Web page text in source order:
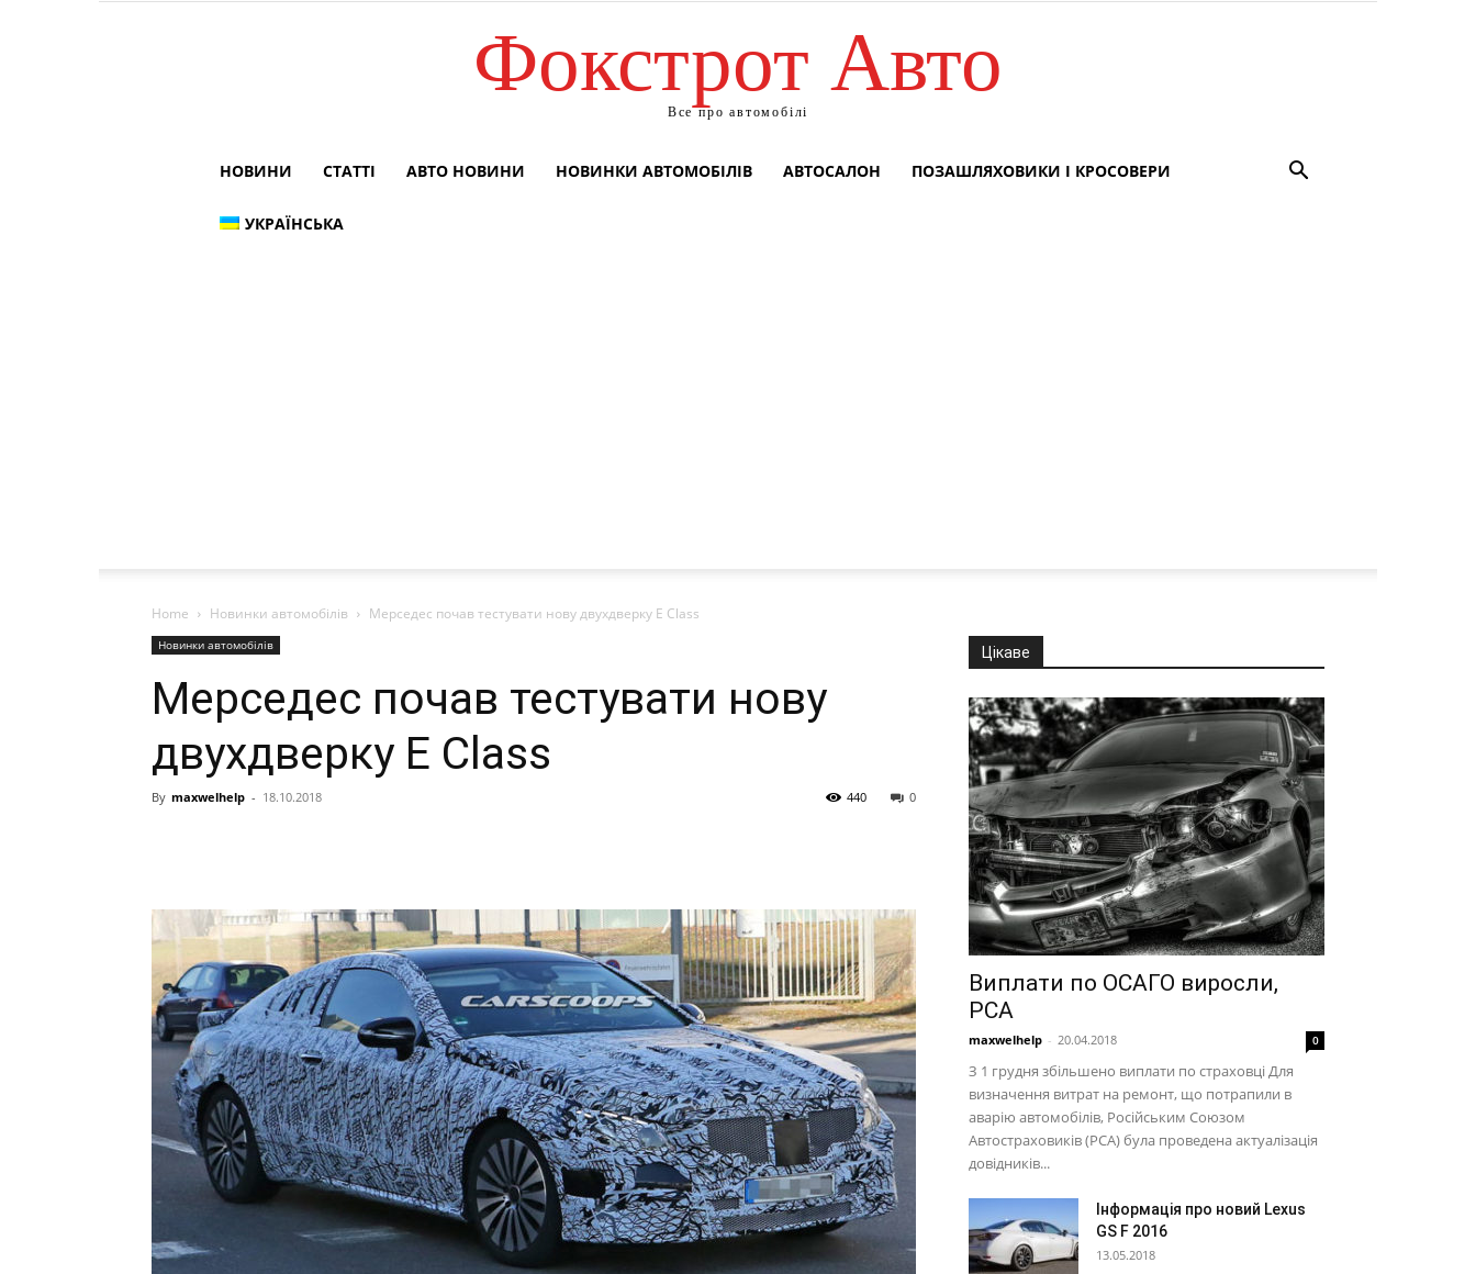
Фокстрот Авто
Все про автомобілі
НОВИНИ СТАТТІ АВТО НОВИНИ НОВИНКИ АВТОМОБІЛІВ АВТОСАЛОН ПОЗАШЛЯХОВИКИ І КРОСОВЕРИ
УКРАЇНСЬКА
Home Новинки автомобілів Мерседес почав тестувати нову двухдверку E Class
Новинки автомобілів
Мерседес почав тестувати нову
двухдверку E Class
By maxwelhelp - 18.10.2018 0
440
Цікаве
Виплати по ОСАГО виросли,
РСА
maxwelhelp - 20.04.2018 0
З 1 грудня збільшено виплати по страховці Для
визначення витрат на ремонт, що потрапили в
аварію автомобілів, Російським Союзом
Автостраховиків (РСА) була проведена актуалізація
довідників...
Інформація про новий Lexus
GS F 2016
13.05.2018